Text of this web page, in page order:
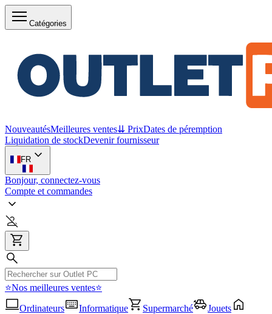
Catégories
NouveautésMeilleures ventes⇊ PrixDates de péremption
Liquidation de stockDevenir fournisseur
FR
Bonjour, connectez-vous
Compte et commandes
⭐Nos meilleures ventes⭐
Ordinateurs
Informatique Supermarché
Jouets